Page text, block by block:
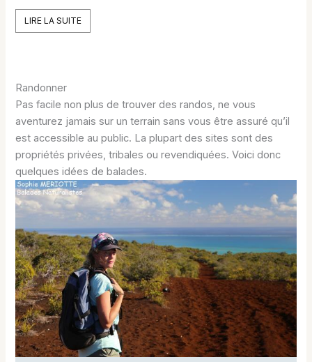
LIRE LA SUITE
Randonner
Pas facile non plus de trouver des randos, ne vous
aventurez jamais sur un terrain sans vous être assuré qu’il
est accessible au public. La plupart des sites sont des
propriétés privées, tribales ou revendiquées. Voici donc
quelques idées de balades.